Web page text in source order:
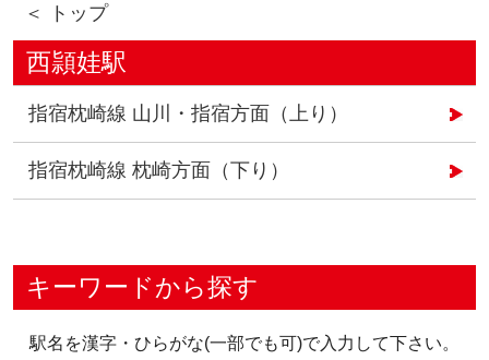
＜ トップ
西頴娃駅
指宿枕崎線 山川・指宿方面（上り）
指宿枕崎線 枕崎方面（下り）
キーワードから探す
駅名を漢字・ひらがな(一部でも可)で入力して下さい。